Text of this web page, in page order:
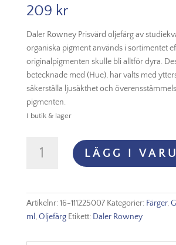
209 kr
Daler Rowney Prisvärd oljefärg av
organiska pigment används i sortimentet
originalpigmenten skulle bli alltför dyra.
betecknade med (Hue), har valts med
säkerställa ljusäkthet och
pigmenten.
I butik & lager
Mixing
White
mängd
LÄGG I
Artikelnr:16-111225007 Kategorier: Färger,
ml,Oljefärg Etikett: Daler Rowney